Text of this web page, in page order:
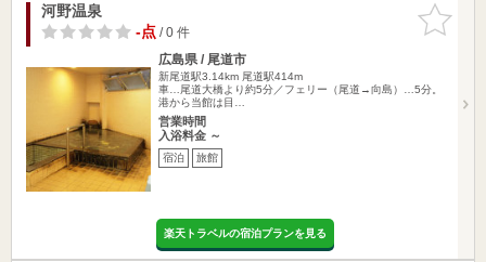
お気に入
りに追加
河野温泉
-点/ 0 件
広島県 / 尾道市
新尾道駅3.14km 尾道駅414m
車…尾道大橋より約5分／フェリー（尾道→向島）…5分。
港から当館は目…
営業時間
入浴料金 ～
宿泊 旅館
楽天トラベルの宿泊プランを見る